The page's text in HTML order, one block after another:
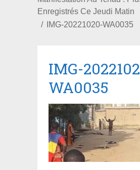
Enregistrés Ce Jeudi Matin
IMG-20221020-WA0035
IMG-
WA0035